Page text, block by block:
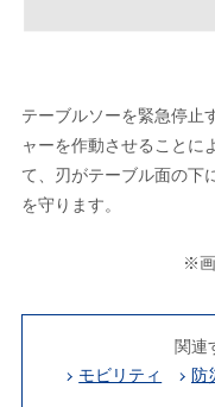
テーブルソーを緊急停止
ャーを作動させることに
て、刃がテーブル面の下
を守ります。
※画
関連
モビリティ
防